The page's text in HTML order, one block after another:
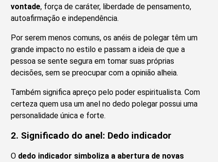
vontade, força de caráter, liberdade de pensamento,
autoafirmação e independência.
Por serem menos comuns, os anéis de polegar têm um
grande impacto no estilo e passam a ideia de que a
pessoa se sente segura em tomar suas próprias
decisões, sem se preocupar com a opinião alheia.
Também significa apreço pelo poder espiritualista. Com
certeza quem usa um anel no dedo polegar possui uma
personalidade única e forte.
2. Significado do anel: Dedo indicador
O dedo indicador simboliza a abertura de novas